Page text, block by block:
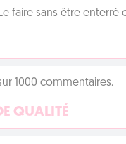
faire sans être
1000 commentaires.
QUALITÉ